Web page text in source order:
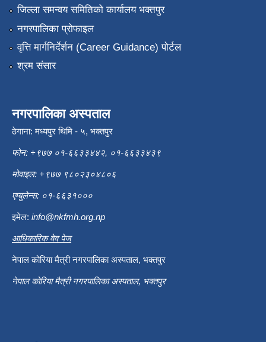
जिल्ला समन्वय समितिको कार्यालय भक्तपुर
नगरपालिका प्रोफाइल
वृत्ति मार्गनिर्देर्शन (Career Guidance) पोर्टल
श्रम संसार
नगरपालिका अस्पताल
ठेगाना: मध्यपुर थिमि - ५, भक्तपुर
फोन: +९७७ ०१-६६३३४४२, ०१-६६३३४३९
मोवाइल: +९७७ ९८०२३०४८०६
एम्बुलेन्स: ०१-६६३१०००
इमेल: info@nkfmh.org.np
आधिकारिक वेव पेज
नेपाल कोरिया मैत्री नगरपालिका अस्पताल, भक्तपुर
नेपाल कोरिया मैत्री नगरपालिका अस्पताल, भक्तपुर